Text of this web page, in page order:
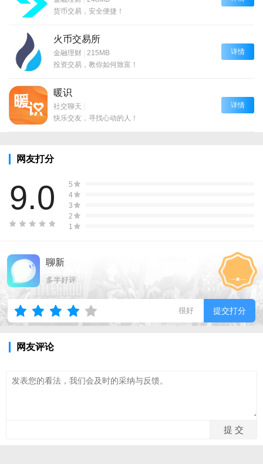
货币交易，安全便捷！
火币交易所
金融理财 | 215MB
投资交易，教你如何致富！
详情
暖识
社交聊天 |
快乐交友，寻找心动的人！
详情
网友打分
9.0
5
4
3
2
1
聊新
多半好评
很好 提交打分
网友评论